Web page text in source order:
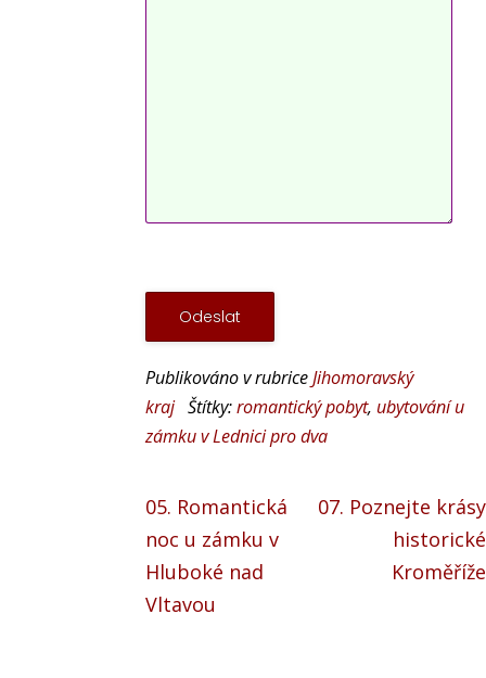
Publikováno v rubriceJihomoravský
kraj Štítky:romantický pobyt, ubytování u
zámku v Lednici pro dva
05. Romantická
noc u zámku v
Hluboké nad
Vltavou
07. Poznejte krásy
historické
Kroměříže